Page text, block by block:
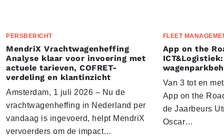
PERSBERICHT
MendriX Vrachtwagenheffing
Analyse klaar voor invoering met
actuele tarieven, COFRET-
verdeling en klantinzicht
Amsterdam, 1 juli 2026 – Nu de
vrachtwagenheffing in Nederland per
vandaag is ingevoerd, helpt MendriX
vervoerders om de impact…
FLEET
App on the
Van 3 tot en
App on the
de Jaarbeurs
Oscar…